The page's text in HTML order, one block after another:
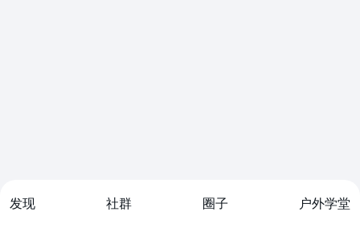
发现 社群 圈子 户外学堂